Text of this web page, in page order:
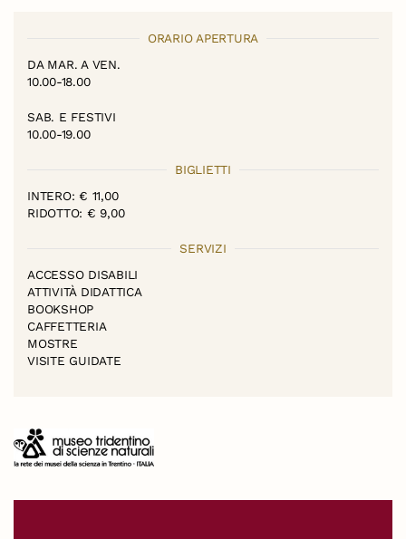
ORARIO APERTURA
DA MAR. A VEN.
10.00-18.00
SAB. E FESTIVI
10.00-19.00
BIGLIETTI
INTERO: € 11,00
RIDOTTO: € 9,00
SERVIZI
ACCESSO DISABILI
ATTIVITÀ DIDATTICA
BOOKSHOP
CAFFETTERIA
MOSTRE
VISITE GUIDATE